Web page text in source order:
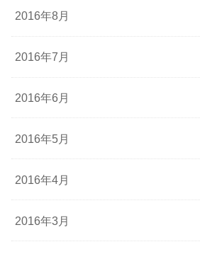
2016年8月
2016年7月
2016年6月
2016年5月
2016年4月
2016年3月